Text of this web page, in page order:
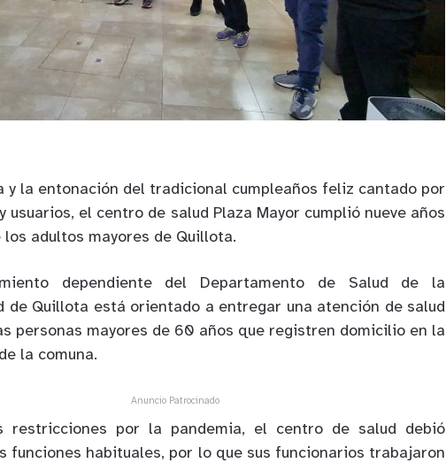
y la entonación del tradicional cumpleaños feliz cantado por
usuarios, el centro de salud Plaza Mayor cumplió nueve años
los adultos mayores de Quillota.
dependiente del Departamento de Salud de la
de Quillota está orientado a entregar una atención de salud
personas mayores de 60 años que registren domicilio en la
la comuna.
Anuncio Patrocinado
restricciones por la pandemia, el centro de salud debió
funciones habituales, por lo que sus funcionarios trabajaron